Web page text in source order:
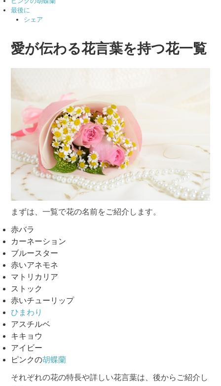
最後に
シェア
愛が伝わる花言葉を持つ花一覧
まずは、一覧で花の名前をご紹介します。
赤バラ
カーネーション
ブルースター
赤いアネモネ
マトリカリア
ストック
赤いチューリップ
ひまわり
アスチルベ
キキョウ
アイビー
ピンクの胡蝶蘭
それぞれの花の特長や詳しい花言葉は、後からご紹介し